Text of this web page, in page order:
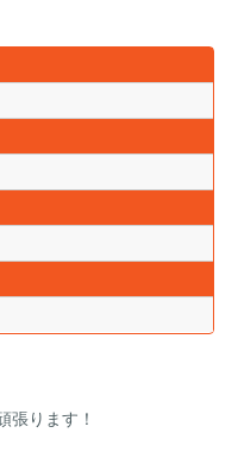
張ります！